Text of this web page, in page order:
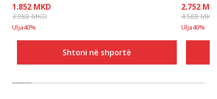
1.852 MKD
3.088MKD
Ulja40%
Shtoni në shportë
2.752
4.588MKD
Ulja40%